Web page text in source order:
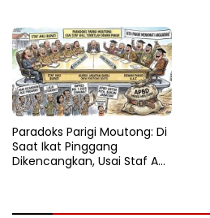
Paradoks Parigi Moutong: Di
Saat Ikat Pinggang
Dikencangkan, Usai Staf Ahli